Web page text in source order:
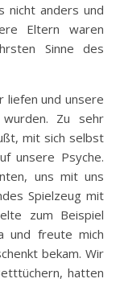
nicht anders und
Eltern waren
Sinne des
liefen und unsere
Zu sehr
mit sich selbst
unsere Psyche.
uns mit uns
Spielzeug mit
zum Beispiel
und freute mich
bekam. Wir
hatten